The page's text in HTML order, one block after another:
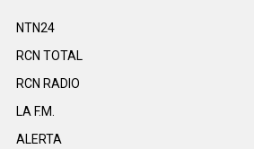
NTN24
RCN TOTAL
RCN RADIO
LA F.M.
ALERTA